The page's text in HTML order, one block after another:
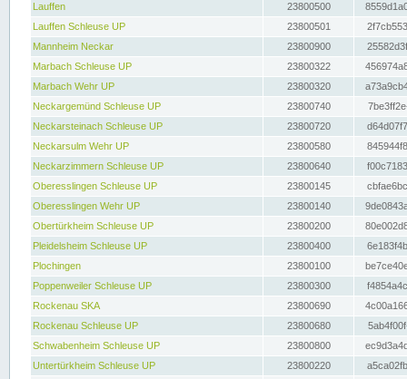
Lauffen
23800500
Lauffen Schleuse UP
23800501
Mannheim Neckar
23800900
Marbach Schleuse UP
23800322
Marbach Wehr UP
23800320
Neckargemünd Schleuse UP
23800740
Neckarsteinach Schleuse UP
23800720
Neckarsulm Wehr UP
23800580
Neckarzimmern Schleuse UP
23800640
Oberesslingen Schleuse UP
23800145
Oberesslingen Wehr UP
23800140
Obertürkheim Schleuse UP
23800200
Pleidelsheim Schleuse UP
23800400
Plochingen
23800100
Poppenweiler Schleuse UP
23800300
Rockenau SKA
23800690
Rockenau Schleuse UP
23800680
Schwabenheim Schleuse UP
23800800
Untertürkheim Schleuse UP
23800220